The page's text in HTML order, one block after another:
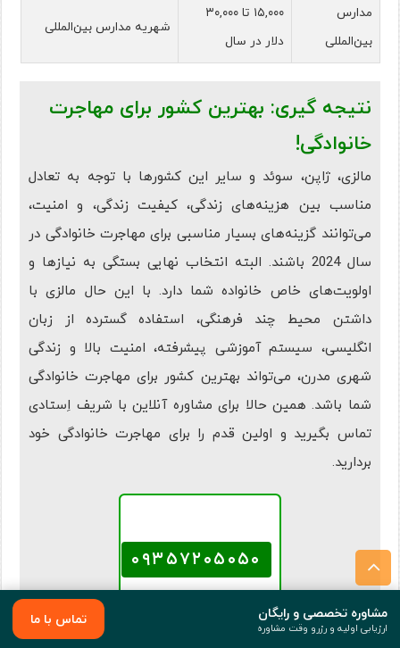
مشاوره تخصصی و رایگان
ارزیابی اولیه و رزرو وقت مشاوره تماس با ما
مدارس
بین‌المللی
۱۵,۰۰۰ تا ۳۰,۰۰۰
دلار در سال
شهریه مدارس بین‌المللی
نتیجه گیری: بهترین کشور برای مهاجرت
خانوادگی!
مالزی، ژاپن، سوئد و سایر این کشورها با توجه به تعادل
مناسب بین هزینه‌های زندگی، کیفیت زندگی، و امنیت،
می‌توانند گزینه‌های بسیار مناسبی برای مهاجرت خانوادگی در
سال 2024 باشند. البته انتخاب نهایی بستگی به نیازها و
اولویت‌های خاص خانواده شما دارد. با این حال مالزی با
داشتن محیط چند فرهنگی، استفاده گسترده از زبان
انگلیسی، سیستم آموزشی پیشرفته، امنیت بالا و زندگی
شهری مدرن، می‌تواند بهترین کشور برای مهاجرت خانوادگی
شما باشد. همین حالا برای مشاوره آنلاین با شریف اِستادی
تماس بگیرید و اولین قدم را برای مهاجرت خانوادگی خود
بردارید.
۰۹۳۵۷۲۰۵۰۵۰